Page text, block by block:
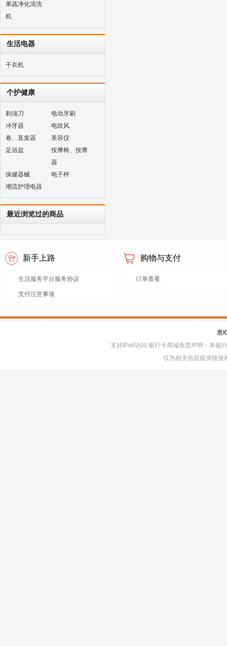
果蔬净化清洗
机
生活电器
干衣机
个护健康
剃须刀
电动牙刷
冲牙器
电吹风
卷、直发器
美容仪
足浴盆
按摩椅、按摩
器
保健器械
电子秤
潮流护理电器
最近浏览过的商品
新手上路
生活服务平台服务协议
支付注意事项
购物与支付
订单查看
黑
支持IPv6访问 银行卡商城免责声明：本银
仅为相关信息提供链接